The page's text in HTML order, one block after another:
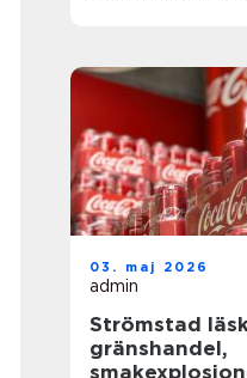
03. maj 2026
admin
Strömstad
gränshandel,